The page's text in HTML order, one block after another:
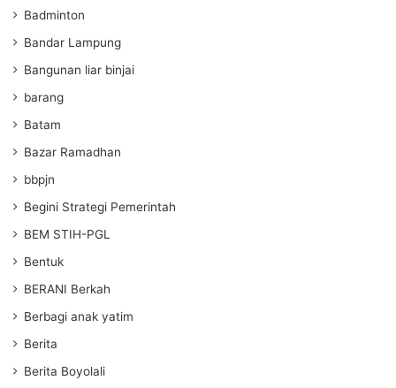
Badminton
Bandar Lampung
Bangunan liar binjai
barang
Batam
Bazar Ramadhan
bbpjn
Begini Strategi Pemerintah
BEM STIH-PGL
Bentuk
BERANI Berkah
Berbagi anak yatim
Berita
Berita Boyolali